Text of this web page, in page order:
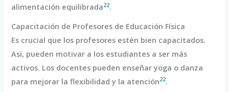
alimentación equilibrada22.
Capacitación de Profesores de Educación Física
Es crucial que los profesores estén bien capacitados.
Así, pueden motivar a los estudiantes a ser más
activos. Los docentes pueden enseñar yoga o danza
para mejorar la flexibilidad y la atención22.